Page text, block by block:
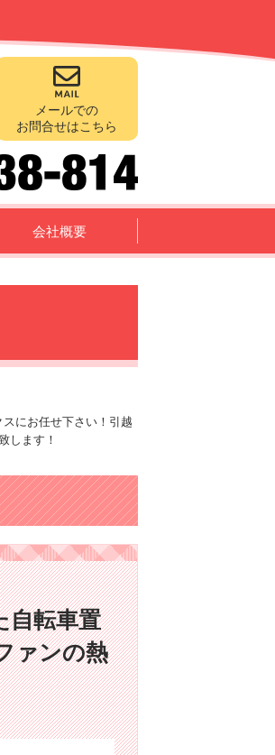
メールでの
お問合せはこちら
会社概要
にお任せ下さい！引越
します！
自転車置
ァンの熱